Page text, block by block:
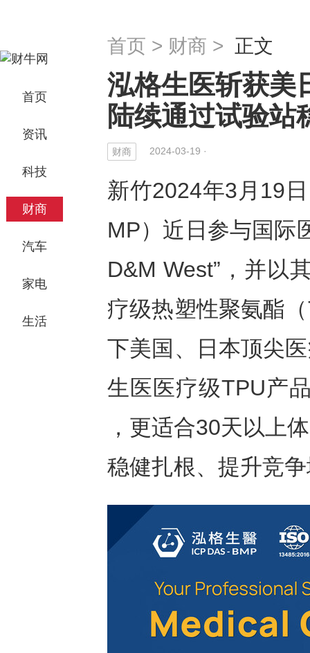
首页
资讯
科技
财商
汽车
家电
生活
首页 > 财商 > 正文
泓格生医斩获美
陆续通过试验站
财商 2024-03-19 ·
新竹2024年3月19
MP）近日参与国际
D&M West”，并以
疗级热塑性聚氨酯
下美国、日本顶尖
生医医疗级TPU产
，更适合30天以上
稳健扎根、提升竞